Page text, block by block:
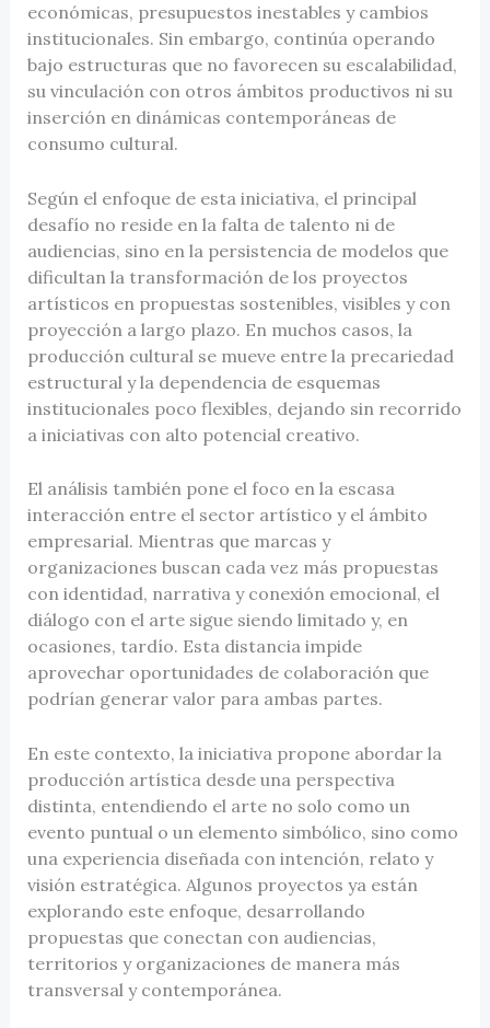
económicas, presupuestos inestables y cambios
institucionales. Sin embargo, continúa operando
bajo estructuras que no favorecen su escalabilidad,
su vinculación con otros ámbitos productivos ni su
inserción en dinámicas contemporáneas de
consumo cultural.
Según el enfoque de esta iniciativa, el principal
desafío no reside en la falta de talento ni de
audiencias, sino en la persistencia de modelos que
dificultan la transformación de los proyectos
artísticos en propuestas sostenibles, visibles y con
proyección a largo plazo. En muchos casos, la
producción cultural se mueve entre la precariedad
estructural y la dependencia de esquemas
institucionales poco flexibles, dejando sin recorrido
a iniciativas con alto potencial creativo.
El análisis también pone el foco en la escasa
interacción entre el sector artístico y el ámbito
empresarial. Mientras que marcas y
organizaciones buscan cada vez más propuestas
con identidad, narrativa y conexión emocional, el
diálogo con el arte sigue siendo limitado y, en
ocasiones, tardío. Esta distancia impide
aprovechar oportunidades de colaboración que
podrían generar valor para ambas partes.
En este contexto, la iniciativa propone abordar la
producción artística desde una perspectiva
distinta, entendiendo el arte no solo como un
evento puntual o un elemento simbólico, sino como
una experiencia diseñada con intención, relato y
visión estratégica. Algunos proyectos ya están
explorando este enfoque, desarrollando
propuestas que conectan con audiencias,
territorios y organizaciones de manera más
transversal y contemporánea.